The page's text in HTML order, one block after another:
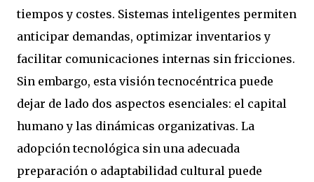
tiempos y costes. Sistemas inteligentes permiten
anticipar demandas, optimizar inventarios y
facilitar comunicaciones internas sin fricciones.
Sin embargo, esta visión tecnocéntrica puede
dejar de lado dos aspectos esenciales: el capital
humano y las dinámicas organizativas. La
adopción tecnológica sin una adecuada
preparación o adaptabilidad cultural puede